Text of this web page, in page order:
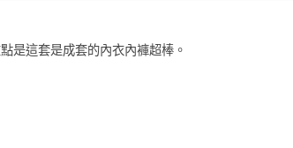
是這套是成套的內衣內褲超棒。